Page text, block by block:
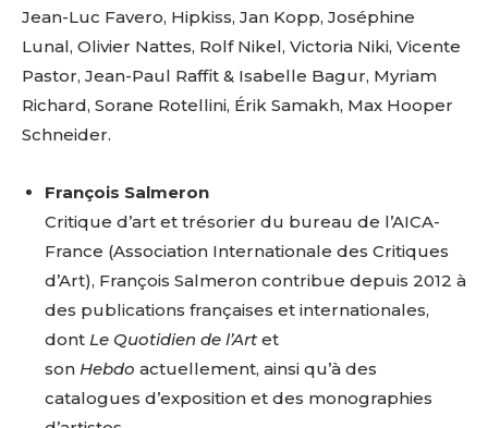
Jean-Luc Favero, Hipkiss, Jan Kopp, Joséphine
Lunal, Olivier Nattes, Rolf Nikel, Victoria Niki, Vicente
Pastor, Jean-Paul Raffit & Isabelle Bagur, Myriam
Richard, Sorane Rotellini, Érik Samakh, Max Hooper
Schneider.
François Salmeron
Critique d’art et trésorier du bureau de l’AICA-
France (Association Internationale des Critiques
d’Art), François Salmeron contribue depuis 2012 à
des publications françaises et internationales,
dont Le Quotidien de l’Art et
son Hebdo actuellement, ainsi qu’à des
catalogues d’exposition et des monographies